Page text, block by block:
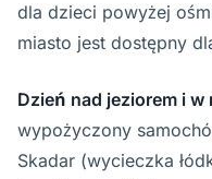
dla dzieci powyżej
miasto jest dostępny
Dzień nad jeziorem i w
wypożyczony
Skadar (wycieczka